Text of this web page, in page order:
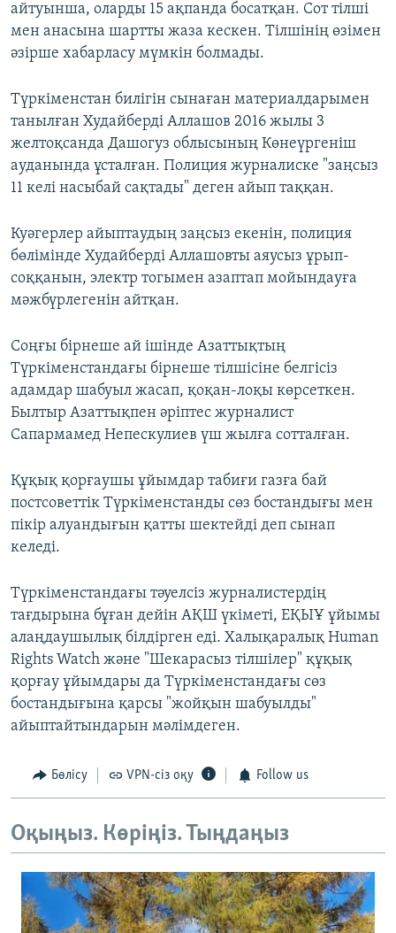
айтуынша, оларды 15 ақпанда босатқан. Сот тілші
мен анасына шартты жаза кескен. Тілшінің өзімен
әзірше хабарласу мүмкін болмады.
Түркіменстан билігін сынаған материалдарымен
танылған Худайберді Аллашов 2016 жылы 3
желтоқсанда Дашогуз облысының Көнеүргеніш
ауданында ұсталған. Полиция журналиске "заңсыз
11 келі насыбай сақтады" деген айып таққан.
Куәгерлер айыптаудың заңсыз екенін, полиция
бөлімінде Худайберді Аллашовты аяусыз ұрып-
соққанын, электр тогымен азаптап мойындауға
мәжбүрлегенін айтқан.
Соңғы бірнеше ай ішінде Азаттықтың
Түркіменстандағы бірнеше тілшісіне белгісіз
адамдар шабуыл жасап, қоқан-лоқы көрсеткен.
Былтыр Азаттықпен әріптес журналист
Сапармамед Непескулиев үш жылға сотталған.
Құқық қорғаушы ұйымдар табиғи газға бай
постсоветтік Түркіменстанды сөз бостандығы мен
пікір алуандығын қатты шектейді деп сынап
келеді.
Түркіменстандағы тәуелсіз журналистердің
тағдырына бұған дейін АҚШ үкіметі, ЕҚЫҰ ұйымы
алаңдаушылық білдірген еді. Халықаралық Human
Rights Watch және "Шекарасыз тілшілер" құқық
қорғау ұйымдары да Түркіменстандағы сөз
бостандығына қарсы "жойқын шабуылды"
айыптайтындарын мәлімдеген.
Бөлісу VPN-сіз оқу Follow us
Оқыңыз. Көріңіз. Тыңдаңыз